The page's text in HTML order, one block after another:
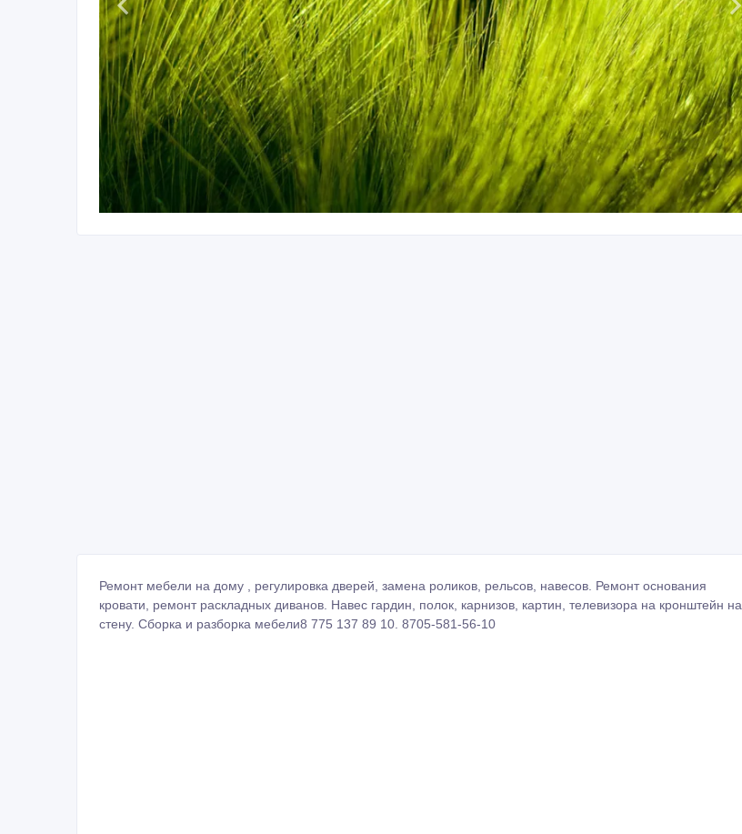
Ремонт мебели на дому , регулировка дверей, замена роликов, рельсов, навесов. Ремонт основания
кровати, ремонт раскладных диванов. Навес гардин, полок, карнизов, картин, телевизора на кронштейн на
стену. Сборка и разборка мебели8 775 137 89 10. 8705-581-56-10